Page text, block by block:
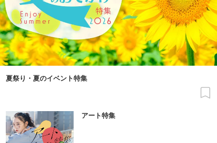
夏祭り・夏のイベント特集
アート特集